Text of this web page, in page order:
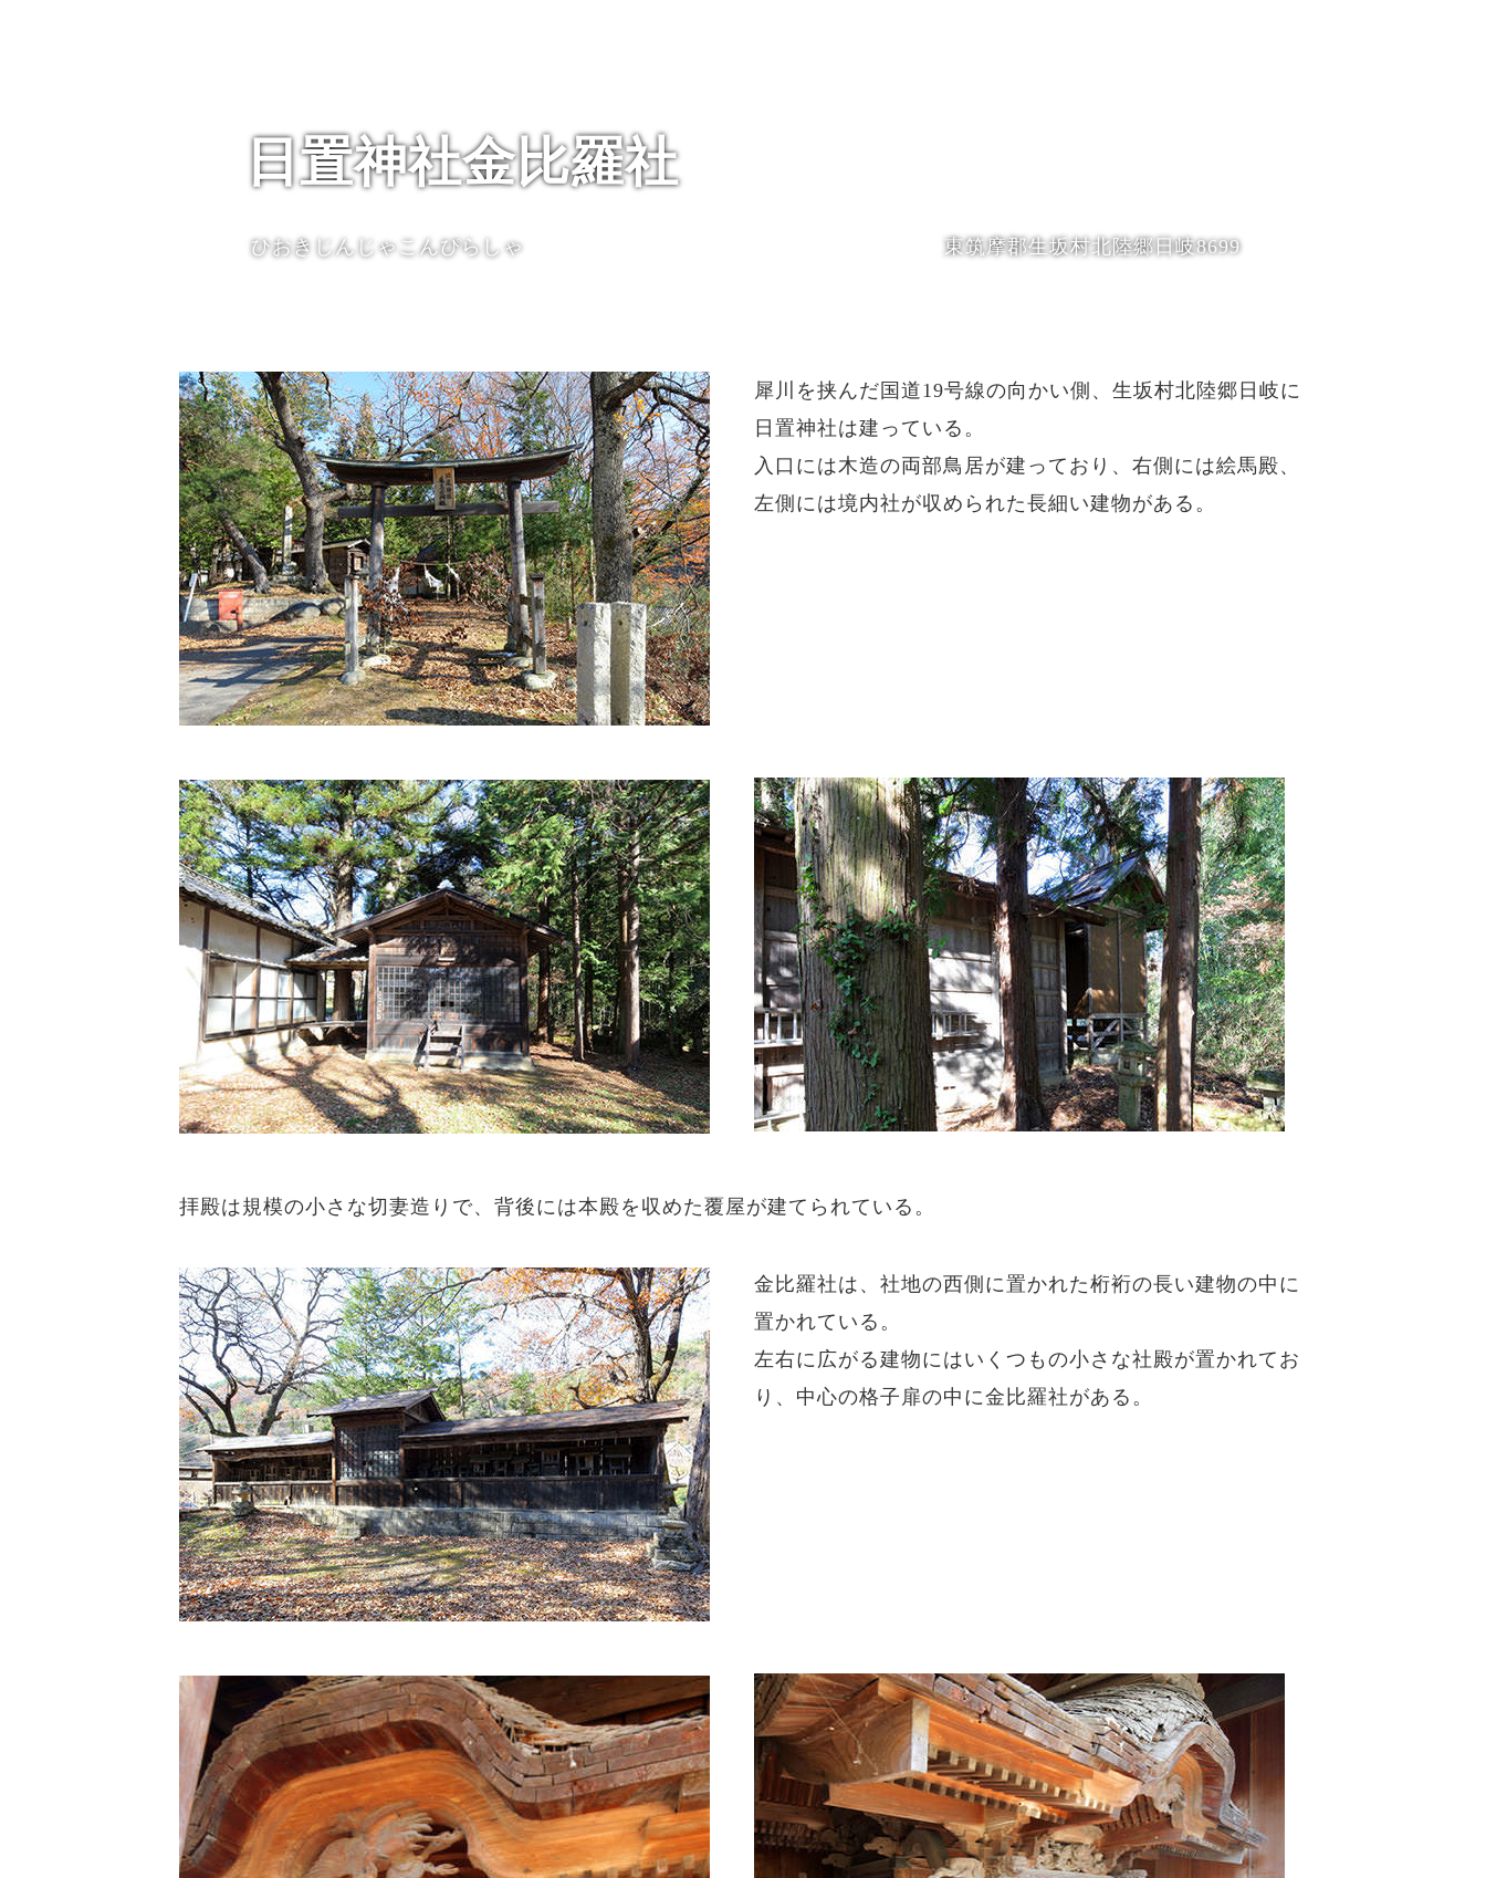
日置神社金比羅社
ひおきじんじゃこんぴらしゃ 東筑摩郡生坂村北陸郷日岐8699
犀川を挟んだ国道19号線の向かい側、生坂村北陸郷日岐に
日置神社は建っている。
入口には木造の両部鳥居が建っており、右側には絵馬殿、
左側には境内社が収められた長細い建物がある。
拝殿は規模の小さな切妻造りで、背後には本殿を収めた覆屋が建てられている。
金比羅社は、社地の西側に置かれた桁裄の長い建物の中に
置かれている。
左右に広がる建物にはいくつもの小さな社殿が置かれてお
り、中心の格子扉の中に金比羅社がある。